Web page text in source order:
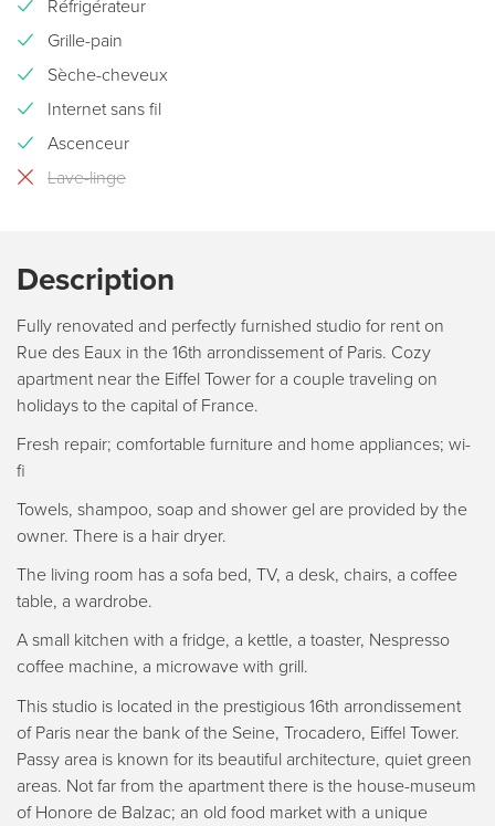
Réfrigérateur
Grille-pain
Sèche-cheveux
Internet sans fil
Ascenceur
Lave-linge
Description
Fully renovated and perfectly furnished studio for rent on
Rue des Eaux in the 16th arrondissement of Paris. Cozy
apartment near the Eiffel Tower for a couple traveling on
holidays to the capital of France.
Fresh repair; comfortable furniture and home appliances; wi-
fi
Towels, shampoo, soap and shower gel are provided by the
owner. There is a hair dryer.
The living room has a sofa bed, TV, a desk, chairs, a coffee
table, a wardrobe.
A small kitchen with a fridge, a kettle, a toaster, Nespresso
coffee machine, a microwave with grill.
This studio is located in the prestigious 16th arrondissement
of Paris near the bank of the Seine, Trocadero, Eiffel Tower.
Passy area is known for its beautiful architecture, quiet green
areas. Not far from the apartment there is the house-museum
of Honore de Balzac; an old food market with a unique